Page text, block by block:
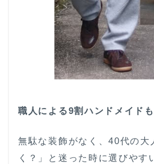
職人による9割ハンドメイドも
無駄な装飾がなく、40代の大
く？」と迷った時に選びやす